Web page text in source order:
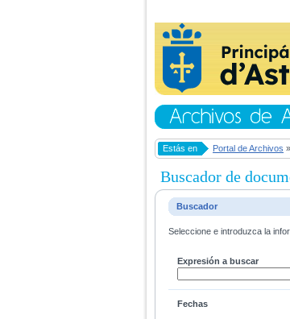
Estás en Portal de Archivos »
Buscador de
Buscador
Seleccione e introduzca la
Expresión a buscar
Fechas